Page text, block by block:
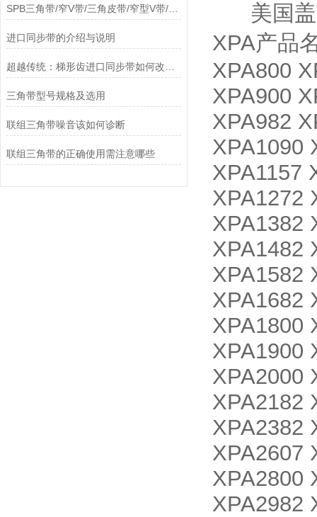
SPB三角带/窄V带/三角皮带/窄型V带/窄型三角带
进口同步带的介绍与说明
三角带型号规格及选用
联组三角带噪音该如何诊断
联组三角带的正确使用需注意哪些
美国盖
XPA产品
XPA800
XPA900
XPA982
XPA1090
XPA1157
XPA1272
XPA1382
XPA1482
XPA1582
XPA1682
XPA1800
XPA1900
XPA2000
XPA2182
XPA2382
XPA2607
XPA2800
XPA2982